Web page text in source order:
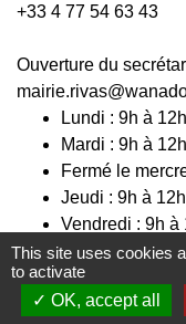
+33 4 77 54 63 43
Ouverture du
Lundi : 9h à
Mardi : 9h à
Fermé le
Jeudi : 9h à
Vendredi : 9h à
This site uses cookies
to activate
OK, accept all